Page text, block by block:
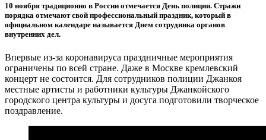
10 ноября традиционно в России отмечается День полиции. Стражи
порядка отмечают свой профессиональный праздник, который в
официальном календаре называется Днем сотрудника органов
внутренних дел.
Впервые из-за коронавируса праздничные мероприятия
ограничены по всей стране. Даже в Москве кремлевский
концерт не состоится. Для сотрудников полиции Джанкоя
местные артисты и работники культуры Джанкойского
городского центра культуры и досуга подготовили творческое
поздравление.